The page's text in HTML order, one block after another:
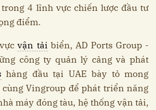
4 lĩnh vực chiến lược đầu tư
điểm.
vận tải biển, AD Ports Group -
công ty quản lý cảng và phát
hàng đầu tại UAE bày tỏ mong
cùng Vingroup để phát triển năng
máy đóng tàu, hệ thống vận tải,